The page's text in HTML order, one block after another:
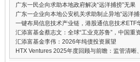
广东一民企向求助本地政府解决“远洋捕捞”无果
广东一企业向本地公安机关求助制止异地“远洋捕
一键布局信息技术产业链，港股通信息技术ETF
汇添富基金蔡志文：全球“工业克苏鲁”，中国重
汇添富基金李伟：2026年纯债投资展望
HTX Ventures 2025年度回顾与前瞻：监管清晰